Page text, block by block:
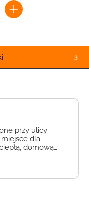
3
przy ulicy
dla
domową
do edukacji.
dzieci poprzez
kadra
każdego